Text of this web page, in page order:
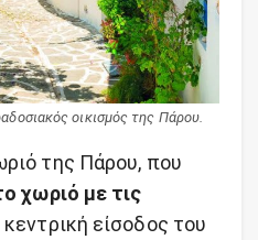
οικισμός της Πάρου.
της Πάρου, που
χωριό με τις
είσοδος του